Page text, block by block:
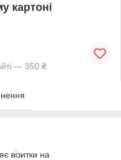
картоні
— 350 ₴
візитки на